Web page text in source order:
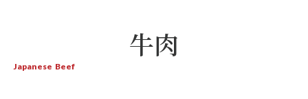
牛肉
Japanese Beef